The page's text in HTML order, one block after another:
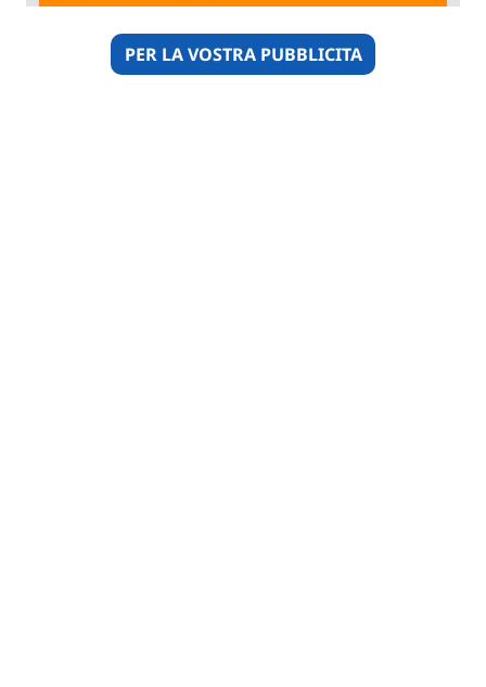
PER LA VOSTRA PUBBLICITA